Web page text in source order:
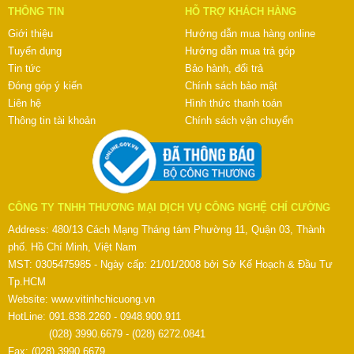
THÔNG TIN
Giới thiệu
Tuyển dụng
Tin tức
Đóng góp ý kiến
Liên hệ
Thông tin tài khoản
HỖ TRỢ KHÁCH HÀNG
Hướng dẫn mua hàng online
Hướng dẫn mua trả góp
Bảo hành, đổi trả
Chính sách bảo mật
Hình thức thanh toán
Chính sách vận chuyển
CÔNG TY TNHH THƯƠNG MẠI DỊCH VỤ CÔNG NGHỆ CHÍ CƯỜNG
Address: 480/13 Cách Mạng Tháng tám Phường 11, Quận 03, Thành
phố. Hồ Chí Minh, Việt Nam
MST: 0305475985 - Ngày cấp: 21/01/2008 bởi Sở Kế Hoạch & Đầu Tư
Tp.HCM
Website: www.vitinhchicuong.vn
HotLine: 091.838.2260 - 0948.900.911
(028) 3990.6679 - (028) 6272.0841
Fax: (028) 3990.6679